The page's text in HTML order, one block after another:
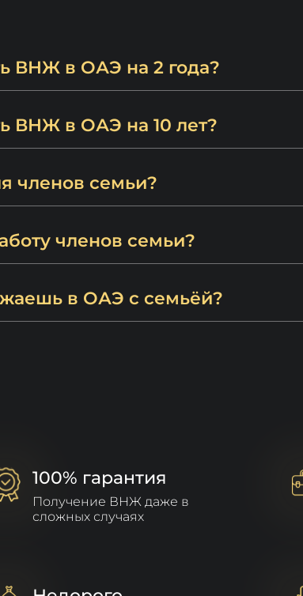
ВНЖ в ОАЭ на 2 года?
ВНЖ в ОАЭ на 10 лет?
членов семьи?
членов семьи?
в ОАЭ с семьёй?
100% гарантия
Получение ВНЖ даже в
сложных случаях